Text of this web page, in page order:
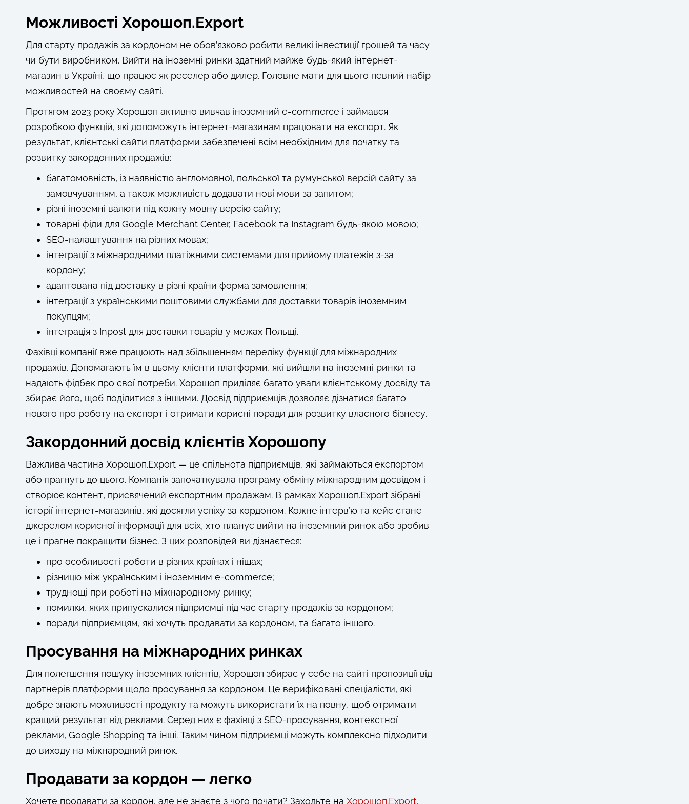
Можливості Хорошоп.Export
Для старту продажів за кордоном не обов’язково робити великі інвестиції грошей та часу
чи бути виробником. Вийти на іноземні ринки здатний майже будь-який інтернет-
магазин в Україні, що працює як реселер або дилер. Головне мати для цього певний набір
можливостей на своєму сайті.
Протягом 2023 року Хорошоп активно вивчав іноземний e-commerce і займався
розробкою функцій, які допоможуть інтернет-магазинам працювати на експорт. Як
результат, клієнтські сайти платформи забезпечені всім необхідним для початку та
розвитку закордонних продажів:
багатомовність, із наявністю англомовної, польської та румунської версій сайту за
замовчуванням, а також можливість додавати нові мови за запитом;
різні іноземні валюти під кожну мовну версію сайту;
товарні фіди для Google Merchant Center, Facebook та Instagram будь-якою мовою;
SEO-налаштування на різних мовах;
інтеграції з міжнародними платіжними системами для прийому платежів з-за
кордону;
адаптована під доставку в різні країни форма замовлення;
інтеграції з українськими поштовими службами для доставки товарів іноземним
покупцям;
інтеграція з Inpost для доставки товарів у межах Польщі.
Фахівці компанії вже працюють над збільшенням переліку функції для міжнародних
продажів. Допомагають їм в цьому клієнти платформи, які вийшли на іноземні ринки та
надають фідбек про свої потреби. Хорошоп приділяє багато уваги клієнтському досвіду та
збирає його, щоб поділитися з іншими. Досвід підприємців дозволяє дізнатися багато
нового про роботу на експорт і отримати корисні поради для розвитку власного бізнесу.
Закордонний досвід клієнтів Хорошопу
Важлива частина Хорошоп.Export — це спільнота підприємців, які займаються експортом
або прагнуть до цього. Компанія започаткувала програму обміну міжнародним досвідом і
створює контент, присвячений експортним продажам. В рамках Хорошоп.Export зібрані
історії інтернет-магазинів, які досягли успіху за кордоном. Кожне інтерв’ю та кейс стане
джерелом корисної інформації для всіх, хто планує вийти на іноземний ринок або зробив
це і прагне покращити бізнес. З цих розповідей ви дізнаєтеся:
про особливості роботи в різних країнах і нішах;
різницю між українським і іноземним e-commerce;
труднощі при роботі на міжнародному ринку;
помилки, яких припускалися підприємці під час старту продажів за кордоном;
поради підприємцям, які хочуть продавати за кордоном, та багато іншого.
Просування на міжнародних ринках
Для полегшення пошуку іноземних клієнтів, Хорошоп збирає у себе на сайті пропозиції від
партнерів платформи щодо просування за кордоном. Це верифіковані спеціалісти, які
добре знають можливості продукту та можуть використати їх на повну, щоб отримати
кращий результат від реклами. Серед них є фахівці з SEO-просування, контекстної
реклами, Google Shopping та інші. Таким чином підприємці можуть комплексно підходити
до виходу на міжнародний ринок.
Продавати за кордон — легко
Хочете продавати за кордон, але не знаєте з чого почати? Заходьте на Хорошоп.Export,